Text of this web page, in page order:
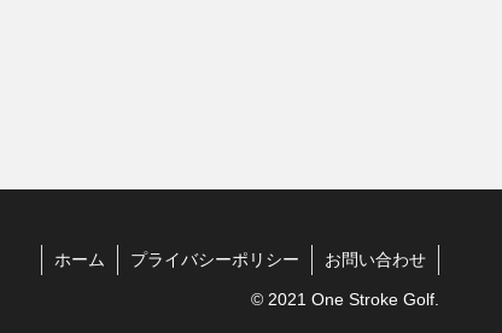
ホーム プライバシーポリシー お問い合わせ
© 2021 One Stroke Golf.